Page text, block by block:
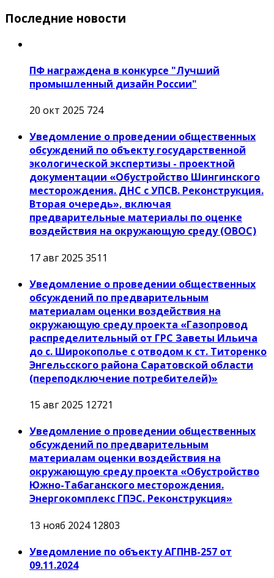
Последние новости
ПФ награждена в конкурсе "Лучший
промышленный дизайн России"
20 окт 2025 724
Уведомление о проведении общественных
обсуждений по объекту государственной
экологической экспертизы - проектной
документации «Обустройство Шингинского
месторождения. ДНС с УПСВ. Реконструкция.
Вторая очередь», включая
предварительные материалы по оценке
воздействия на окружающую среду (ОВОС)
17 авг 2025 3511
Уведомление о проведении общественных
обсуждений по предварительным
материалам оценки воздействия на
окружающую среду проекта «Газопровод
распределительный от ГРС Заветы Ильича
до с. Широкополье с отводом к ст. Титоренко
Энгельсского района Саратовской области
(переподключение потребителей)»
15 авг 2025 12721
Уведомление о проведении общественных
обсуждений по предварительным
материалам оценки воздействия на
окружающую среду проекта «Обустройство
Южно-Табаганского месторождения.
Энергокомплекс ГПЭС. Реконструкция»
13 нояб 2024 12803
Уведомление по объекту АГПНВ-257 от
09.11.2024